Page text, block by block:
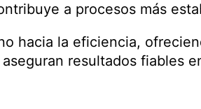
a procesos más
hacia la eficiencia,
resultados fiables